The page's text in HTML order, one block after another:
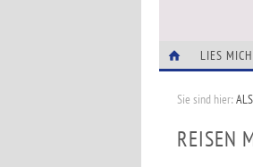
LIES
Sie sind hier:
REISEN